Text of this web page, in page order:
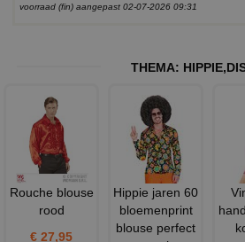
voorraad (fin) aangepast 02-07-2026 09:31
THEMA: HIPPIE,
Rouche blouse
rood
€ 27,95
Hippie jaren 60
bloemenprint
blouse perfect